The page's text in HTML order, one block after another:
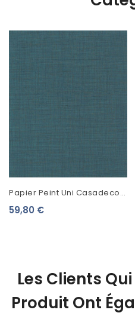
Papier Peint Uni Casadeco
Tweed Emeraude 85477842
59,80 €
Les Clients
Produit Ont